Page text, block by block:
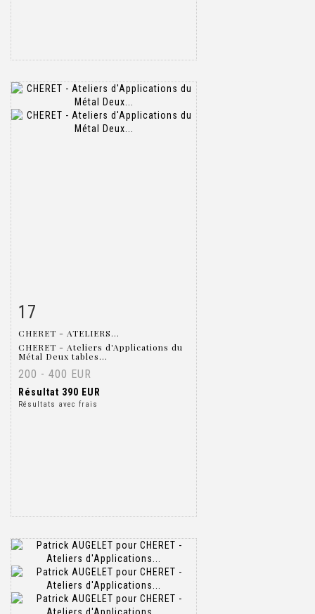
Fiche détaillée
17
CHERET - ATELIERS...
CHERET - Ateliers d'Applications du
Métal Deux tables...
200 - 400 EUR
Résultat 390 EUR
Résultats avec frais